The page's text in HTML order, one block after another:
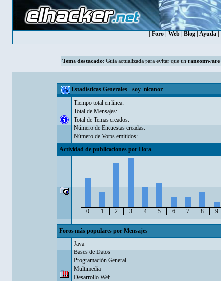
Foro| Web| Blog| Ayuda|
Tema destacado: Guía actualizada para evitar que un ransomware
Estadísticas Generales - soy_nicanor
Tiempo total en línea:
Total de Mensajes:
Total de Temas creados:
Número de Encuestas creadas:
Número de Votos emitidos:
Actividad de publicaciones por Hora
0 1 2 3 4 5 6 7 8 9
Foros más populares por Mensajes
Java
Bases de Datos
Programación General
Multimedia
Desarrollo Web